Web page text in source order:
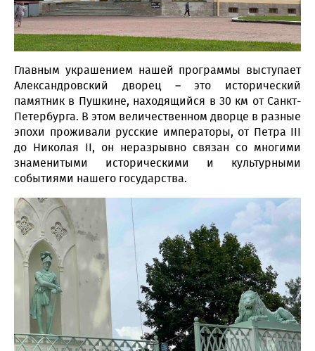
Главным украшением нашей программы выступает
Александровский дворец – это исторический
памятник в Пушкине, находящийся в 30 км от Санкт-
Петербурга. В этом величественном дворце в разные
эпохи проживали русские императоры, от Петра III
до Николая II, он неразрывно связан со многими
знаменитыми историческими и культурными
событиями нашего государства.